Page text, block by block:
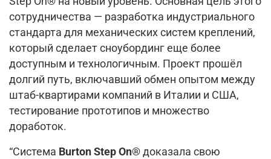
сотрудничества — разработка индустриального
стандарта для механических систем креплений,
который сделает сноубординг еще более
доступным и технологичным. Проект прошёл
долгий путь, включавший обмен опытом между
штаб-квартирами компаний в Италии и США,
тестирование прототипов и множество
доработок.
“Система Burton Step On® доказала свою